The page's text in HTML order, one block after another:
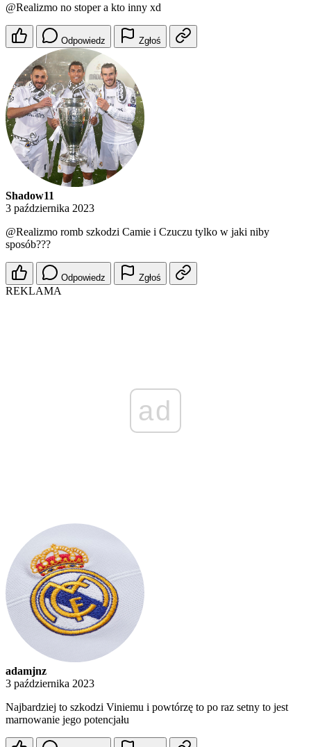
@Realizmo no stoper a kto inny xd
Odpowiedz Zgłoś
Shadow11
3 października 2023
@Realizmo romb szkodzi Camie i Czuczu tylko w jaki niby
sposób???
Odpowiedz Zgłoś
REKLAMA
ad
adamjnz
3 października 2023
Najbardziej to szkodzi Viniemu i powtórzę to po raz setny to jest
marnowanie jego potencjału